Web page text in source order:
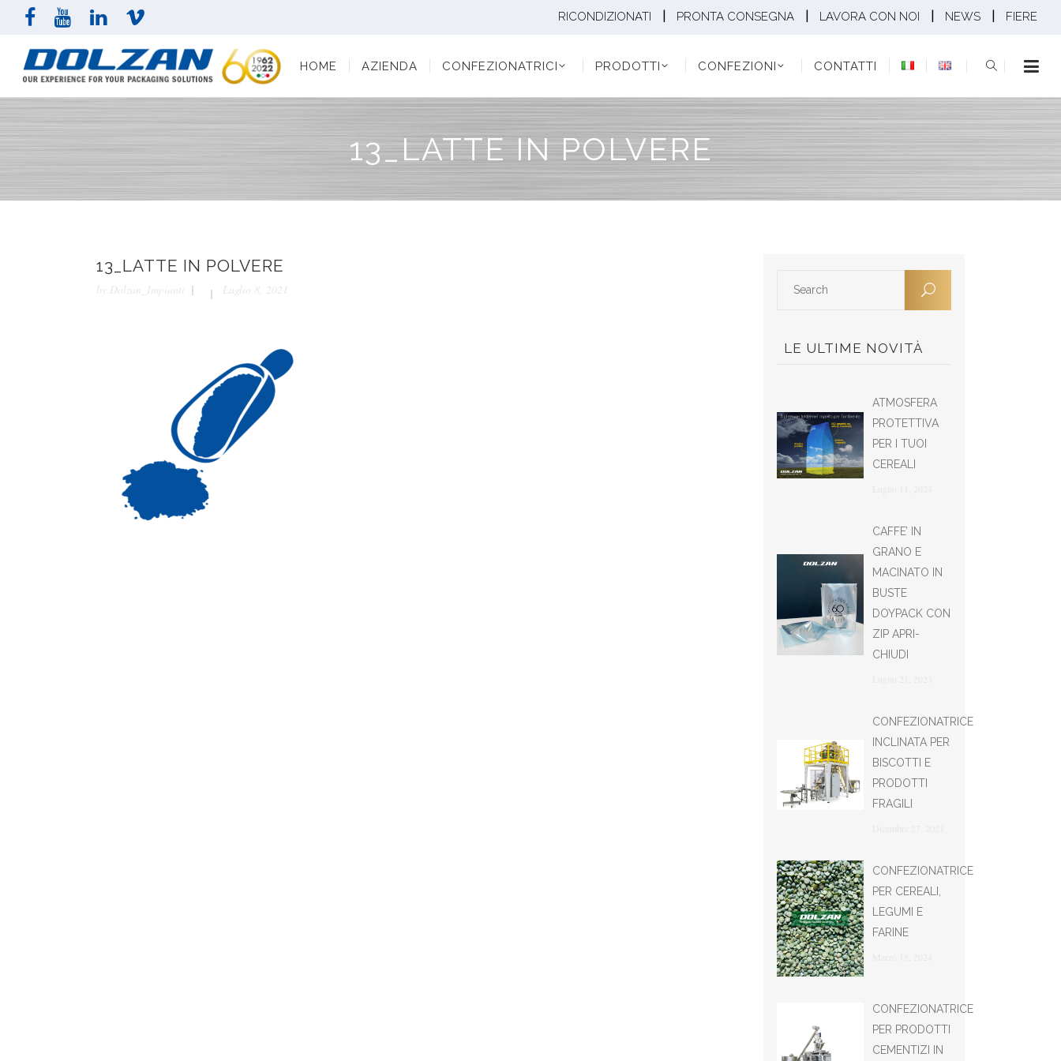
RICONDIZIONATI PRONTA CONSEGNA LAVORA CON NOI NEWS FIERE
HOME AZIENDA CONFEZIONATRICI PRODOTTI CONFEZIONI CONTATTI
PRODOTTI CONFEZIONI CONTATTI
13_LATTE IN POLVERE
13_LATTE IN POLVERE
by Dolzan_Impianti Luglio 8, 2021
LE ULTIME NOVITÀ
ATMOSFERA
PROTETTIVA
PER I TUOI
CEREALI
CAFFE’ IN
GRANO E
MACINATO IN
BUSTE
DOYPACK CON
ZIP APRI-
CHIUDI
CONFEZIONATRICE
INCLINATA PER
BISCOTTI E
PRODOTTI
FRAGILI
CONFEZIONATRICE
PER CEREALI,
LEGUMI E
FARINE
CONFEZIONATRICE
PER PRODOTTI
CEMENTIZI IN